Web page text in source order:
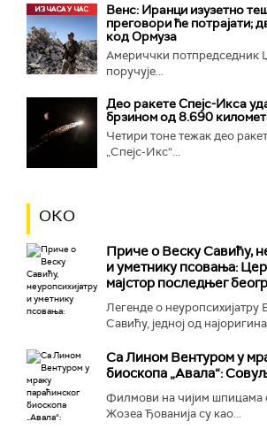
Венс: Иранци изузетно
преговори ће потрајати;
код Ормуза
Америччки потпредседник
поручује...
Део ракете Спејс-Икса
брзином од 8.690
Четири тоне тежак део
„Спејс-Икс“...
ОКО
Приче о Веску Савићу,
и уметнику псовања:
мајстор последњег
Легенде о неуропсихијатру
Савићу, једној од
Са Лином Вентуром у
биоскопа „Авала“:
Филмови на чијим шпицама
Жозеа Ђованија су као...